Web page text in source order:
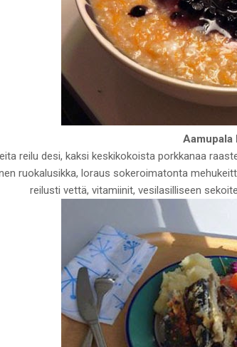
Aamupala
reilu desi, kaksi keskikokoista porkkanaa
ruokalusikka, loraus sokeroimatonta
reilusti vettä, vitamiinit, vesilasilliseen